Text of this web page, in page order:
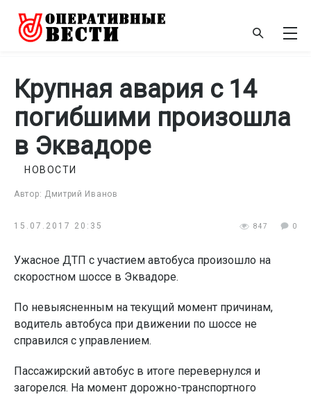
Крупная авария с 14
погибшими произошла
в Эквадоре
Автор: Дмитрий Иванов
НОВОСТИ
15.07.2017 20:35 847 0
Ужасное ДТП с участием автобуса произошло на
скоростном шоссе в Эквадоре.
По невыясненным на текущий момент причинам,
водитель автобуса при движении по шоссе не
справился с управлением.
Пассажирский автобус в итоге перевернулся и
загорелся. На момент дорожно-транспортного